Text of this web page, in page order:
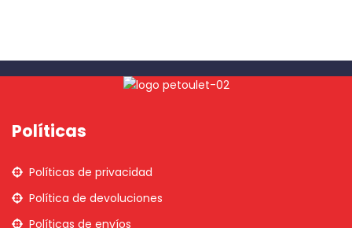
Políticas
Políticas de privacidad
Política de devoluciones
Políticas de envíos